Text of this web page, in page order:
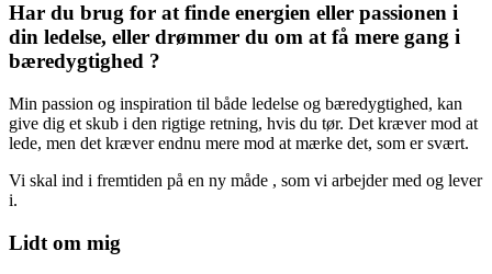
Har du brug for at finde energien eller passionen i
din ledelse, eller drømmer du om at få mere gang i
bæredygtighed ?
Min passion og inspiration til både ledelse og bæredygtighed, kan
give dig et skub i den rigtige retning, hvis du tør. Det kræver mod at
lede, men det kræver endnu mere mod at mærke det, som er svært.
Vi skal ind i fremtiden på en ny måde , som vi arbejder med og lever
i.
Lidt om mig